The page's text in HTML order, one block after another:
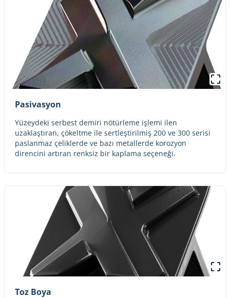
Pasivasyon
Yüzeydeki serbest demiri nötürleme işlemi ilen
uzaklaştıran, çökeltme ile sertleştirilmiş 200 ve 300 serisi
paslanmaz çeliklerde ve bazı metallerde korozyon
direncini artıran renksiz bir kaplama seçeneği.
Toz Boya